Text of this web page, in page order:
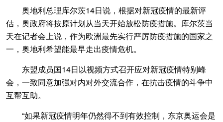
奥地利总理库尔茨14日说，根据对新冠疫情的最新评
估，奥政府将按原计划从当天开始放松防疫措施。库尔茨当
天在记者会上说，作为欧洲最先实行严厉防疫措施的国家之
一，奥地利希望能最早走出疫情危机。
东盟成员国14日以视频方式召开应对新冠疫情特别峰
会，一致同意加强对内对外交流合作，在抗击疫情的斗争中
互帮互助。
“如果新冠疫情明年仍然得不到有效控制，东京奥运会是